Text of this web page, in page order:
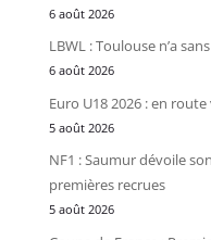
6 août 2026
LBWL : Toulouse n’a
6 août 2026
Euro U18 2026 : en
5 août 2026
NF1 : Saumur dévoile
premières recrues
5 août 2026